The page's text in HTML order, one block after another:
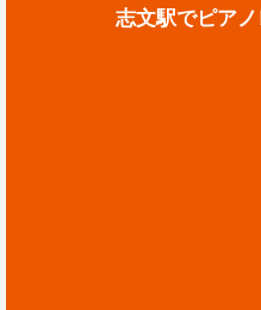
志文駅でピア